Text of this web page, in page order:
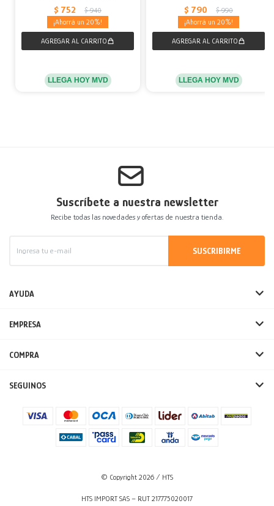
$ 752 $ 940
20
LLEGA HOY MVD
$ 790 $ 990
20
LLEGA HOY MVD
Suscríbete a nuestra newsletter
Recibe todas las novedades y ofertas de nuestra tienda.
SUSCRIBIRME
AYUDA
EMPRESA
COMPRA
SEGUINOS
© Copyright 2026 / HTS
HTS IMPORT SAS – RUT 217775020017